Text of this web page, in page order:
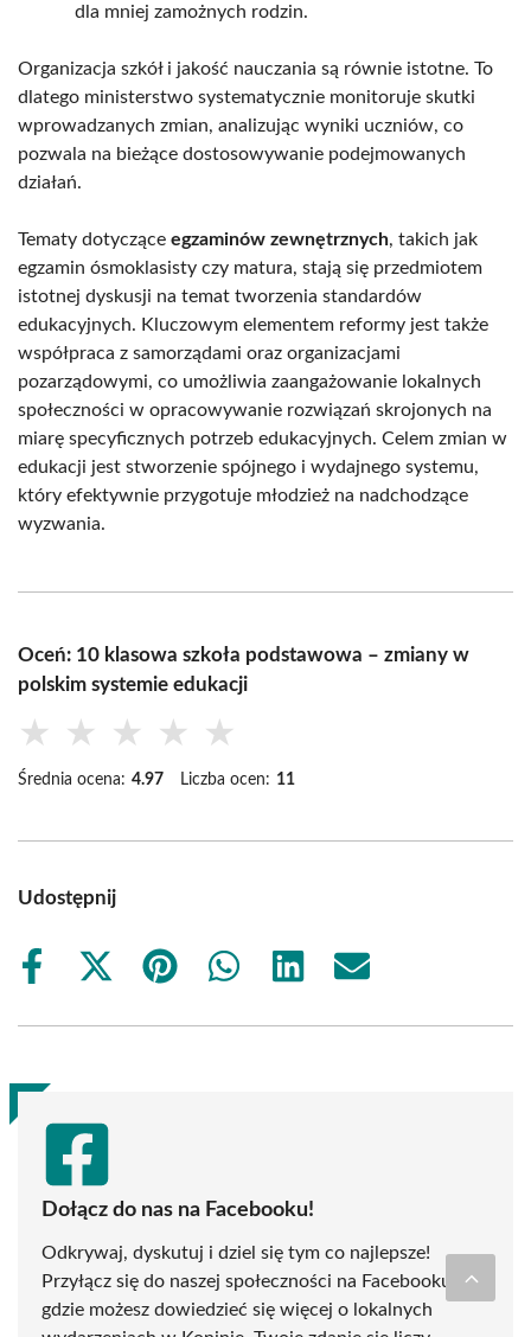
dla mniej zamożnych rodzin.
Organizacja szkół i jakość nauczania są równie istotne. To
dlatego ministerstwo systematycznie monitoruje skutki
wprowadzanych zmian, analizując wyniki uczniów, co
pozwala na bieżące dostosowywanie podejmowanych
działań.
Tematy dotyczące egzaminów zewnętrznych, takich jak
egzamin ósmoklasisty czy matura, stają się przedmiotem
istotnej dyskusji na temat tworzenia standardów
edukacyjnych. Kluczowym elementem reformy jest także
współpraca z samorządami oraz organizacjami
pozarządowymi, co umożliwia zaangażowanie lokalnych
społeczności w opracowywanie rozwiązań skrojonych na
miarę specyficznych potrzeb edukacyjnych. Celem zmian w
edukacji jest stworzenie spójnego i wydajnego systemu,
który efektywnie przygotuje młodzież na nadchodzące
wyzwania.
Oceń: 10 klasowa szkoła podstawowa – zmiany w
polskim systemie edukacji
★ ★ ★ ★ ★
Średnia ocena: 4.97 Liczba ocen: 11
Udostępnij
Share
Share
(Twitter)
Share
Share
Share
Share
Dołącz do nas na Facebooku!
Odkrywaj, dyskutuj i dziel się tym co najlepsze!
Przyłącz się do naszej społeczności na Facebooku,
gdzie możesz dowiedzieć się więcej o lokalnych